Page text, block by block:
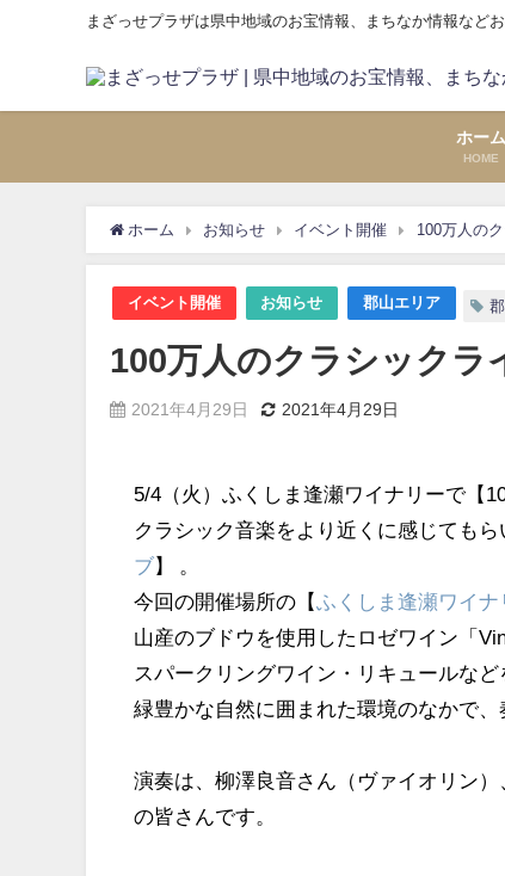
まざっせプラザは県中地域のお宝情報、まちなか情報など
ホーム
HOME
ホーム お知らせ イベント開催 100万人の
イベント開催 お知らせ 郡山エリア
100万人のクラシックラ
2021年4月29日 2021年4月29日
5/4（火）ふくしま逢瀬ワイナリーで【
クラシック音楽をより近くに感じても
ブ】 。
今回の開催場所の【 ふくしま逢瀬ワイナ
山産のブドウを使用したロゼワイン「
スパークリングワイン・リキュールな
緑豊かな自然に囲まれた環境のなかで
演奏は、柳澤良音さん（ヴァイオリン
の皆さんです。